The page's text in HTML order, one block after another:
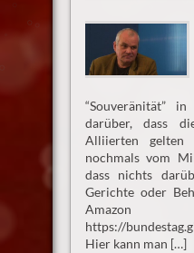
“Souveränität”
darüber, dass
Alliierten
nochmals vom
dass nichts
Gerichte oder
Amazon
https://
Hier kann man […]